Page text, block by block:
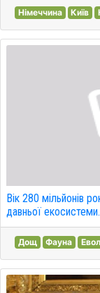
Німеччина Київ
Вік 280 мільйонів
давньої екосистеми.
Дощ Фауна